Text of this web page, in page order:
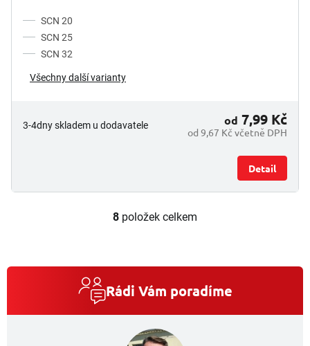
SCN 20
SCN 25
SCN 32
Všechny další varianty
3-4dny skladem u dodavatele
od 9,67 Kč včetně DPH
od 7,99 Kč
Detail
O
a
í
p
r
8 položek celkem
Rádi Vám poradíme